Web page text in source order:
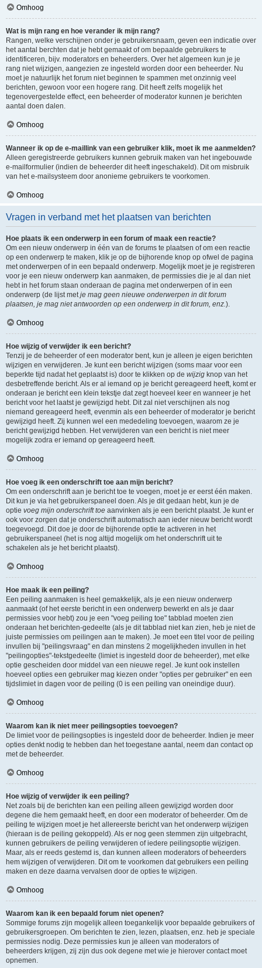
Omhoog
Wat is mijn rang en hoe verander ik mijn rang?
Rangen, welke verschijnen onder je gebruikersnaam, geven een indicatie over
het aantal berchten dat je hebt gemaakt of om bepaalde gebruikers te
identificeren, bijv. moderators en beheerders. Over het algemeen kun je je
rang niet wijzigen, aangezien ze ingesteld worden door een beheerder. Nu
moet je natuurlijk het forum niet beginnen te spammen met onzinnig veel
berichten, gewoon voor een hogere rang. Dit heeft zelfs mogelijk het
tegenovergestelde effect, een beheerder of moderator kunnen je berichten
aantal doen dalen.
Omhoog
Wanneer ik op de e-maillink van een gebruiker klik, moet ik me aanmelden?
Alleen geregistreerde gebruikers kunnen gebruik maken van het ingebouwde
e-mailformulier (indien de beheerder dit heeft ingeschakeld). Dit om misbruik
van het e-mailsysteem door anonieme gebruikers te voorkomen.
Omhoog
Vragen in verband met het plaatsen van berichten
Hoe plaats ik een onderwerp in een forum of maak een reactie?
Om een nieuw onderwerp in één van de forums te plaatsen of om een reactie
op een onderwerp te maken, klik je op de bijhorende knop op ofwel de pagina
met onderwerpen of in een bepaald onderwerp. Mogelijk moet je je registreren
voor je een nieuw onderwerp kan aanmaken, de permissies die je al dan niet
hebt in het forum staan onderaan de pagina met onderwerpen of in een
onderwerp (de lijst metje mag geen nieuwe onderwerpen in dit forum
plaatsen, je mag niet antwoorden op een onderwerp in dit forum, enz.).
Omhoog
Hoe wijzig of verwijder ik een bericht?
Tenzij je de beheerder of een moderator bent, kun je alleen je eigen berichten
wijzigen en verwijderen. Je kunt een bericht wijzigen (soms maar voor een
beperkte tijd nadat het geplaatst is) door te klikken op de wijzig knop van het
desbetreffende bericht. Als er al iemand op je bericht gereageerd heeft, komt er
onderaan je bericht een klein tekstje dat zegt hoeveel keer en wanneer je het
bericht voor het laatst je gewijzigd hebt. Dit zal niet verschijnen als nog
niemand gereageerd heeft, evenmin als een beheerder of moderator je bericht
gewijzigd heeft. Zij kunnen wel een mededeling toevoegen, waarom ze je
bericht gewijzigd hebben. Het verwijderen van een bericht is niet meer
mogelijk zodra er iemand op gereageerd heeft.
Omhoog
Hoe voeg ik een onderschrift toe aan mijn bericht?
Om een onderschrift aan je bericht toe te voegen, moet je er eerst één maken.
Dit kun je via het gebruikerspaneel doen. Als je dit gedaan hebt, kun je de
optie voeg mijn onderschrift toe aanvinken als je een bericht plaatst. Je kunt er
ook voor zorgen dat je onderschrift automatisch aan ieder nieuw bericht wordt
toegevoegd. Dit doe je door de bijhorende optie te activeren in het
gebruikerspaneel (het is nog altijd mogelijk om het onderschrift uit te
schakelen als je het bericht plaatst).
Omhoog
Hoe maak ik een peiling?
Een peiling aanmaken is heel gemakkelijk, als je een nieuw onderwerp
aanmaakt (of het eerste bericht in een onderwerp bewerkt en als je daar
permissies voor hebt) zou je een "voeg peiling toe" tabblad moeten zien
onderaan het berichten-gedeelte (als je dit tabblad niet kan zien, heb je niet de
juiste permissies om peilingen aan te maken). Je moet een titel voor de peiling
invullen bij "peilingsvraag" en dan minstens 2 mogelijkheden invullen in het
"peilingopties"-tekstgedeelte (limiet is ingesteld door de beheerder), met elke
optie gescheiden door middel van een nieuwe regel. Je kunt ook instellen
hoeveel opties een gebruiker mag kiezen onder "opties per gebruiker" en een
tijdslimiet in dagen voor de peiling (0 is een peiling van oneindige duur).
Omhoog
Waarom kan ik niet meer peilingsopties toevoegen?
De limiet voor de peilingsopties is ingesteld door de beheerder. Indien je meer
opties denkt nodig te hebben dan het toegestane aantal, neem dan contact op
met de beheerder.
Omhoog
Hoe wijzig of verwijder ik een peiling?
Net zoals bij de berichten kan een peiling alleen gewijzigd worden door
degene die hem gemaakt heeft, en door een moderator of beheerder. Om de
peiling te wijzigen moet je het allereerste bericht van het onderwerp wijzigen
(hieraan is de peiling gekoppeld). Als er nog geen stemmen zijn uitgebracht,
kunnen gebruikers de peiling verwijderen of iedere peilingsoptie wijzigen.
Maar, als er reeds gestemd is, dan kunnen alleen moderators of beheerders
hem wijzigen of verwijderen. Dit om te voorkomen dat gebruikers een peiling
maken en deze daarna vervalsen door de opties te wijzigen.
Omhoog
Waarom kan ik een bepaald forum niet openen?
Sommige forums zijn mogelijk alleen toegankelijk voor bepaalde gebruikers of
gebruikersgroepen. Om berichten te zien, lezen, plaatsen, enz. heb je speciale
permissies nodig. Deze permissies kun je alleen van moderators of
beheerders krijgen, zij zijn dus ook degene met wie je hierover contact moet
opnemen.